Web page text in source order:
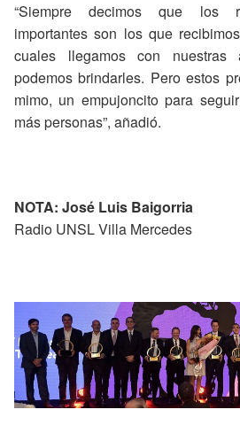
“Siempre decimos que los
importantes son los que
cuales llegamos con
podemos brindarles. Pero estos
mimo, un empujoncito para
más personas”, añadió.
NOTA: José Luis Baigorria
Radio UNSL Villa Mercedes